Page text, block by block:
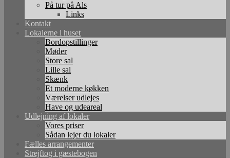
På tur på Als
Links
Kontakt
Lokalerne i huset
Bordopstillinger
Møder
Store sal
Lille sal
Skænk
Et moderne køkken
Værelser udlejes
Have og udeareal
Udlejning af lokaler
Vores priser
Sådan lejer du lokaler
Fælles arrangementer
Strejftog i gæstebogen